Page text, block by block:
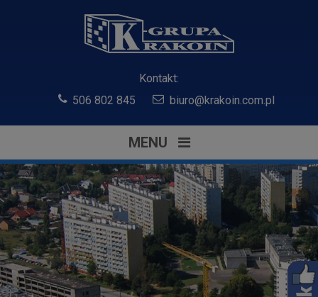
Kontakt:
506 802 845
biuro@krakoin.com.pl
MENU